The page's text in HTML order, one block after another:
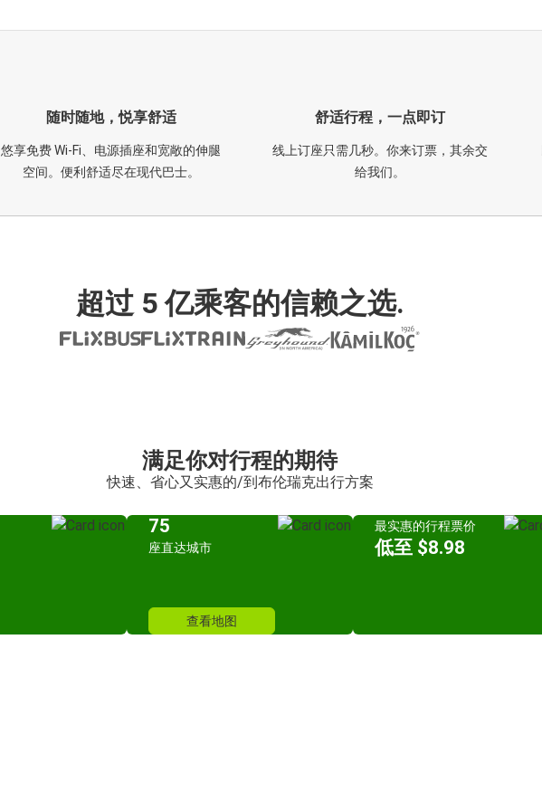
随时随地，悦享舒适
悠享免费 Wi-Fi、电源插座和宽敞的伸腿
空间。便利舒适尽在现代巴士。
舒适行程，一点即订
线上订座只需几秒。你来订票，其余交
给我们。
超过 5 亿乘客的信赖之选.
满足你对行程的期待
快速、省心又实惠的/到布伦瑞克出行方案
75
座直达城市
查看地图
最实惠的行程票价
低至 $8.98